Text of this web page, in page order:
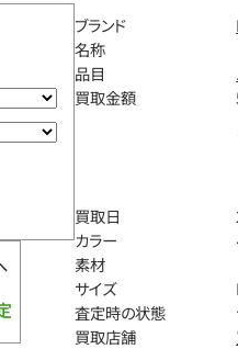
ブランド
名称
品目
買取金額
買取日
カラー
素材
サイズ
査定時の状態
買取店舗